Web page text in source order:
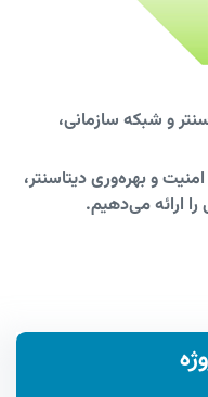
و شبکه سازمانی،
و بهره‌وری دیتاسنتر،
ارائه می‌دهیم.